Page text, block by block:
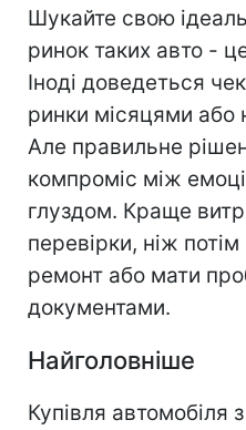
Шукайте свою
ринок таких авто -
Іноді доведеться
ринки місяцями або
Але правильне
компроміс між
глуздом. Краще
перевірки, ніж
ремонт або мати
документами.
Найголовніше
Купівля автомобіля